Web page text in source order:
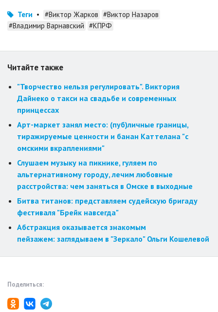
Теги • #Виктор Жарков #Виктор Назаров
#Владимир Варнавский #КПРФ
Читайте также
"Творчество нельзя регулировать". Виктория
Дайнеко о такси на свадьбе и современных
принцессах
Арт-маркет занял место: (пуб)личные границы,
тиражируемые ценности и банан Каттелана "с
омскими вкраплениями"
Слушаем музыку на пикнике, гуляем по
альтернативному городу, лечим любовные
расстройства: чем заняться в Омске в выходные
Битва титанов: представляем судейскую бригаду
фестиваля "Брейк навсегда"
Абстракция оказывается знакомым
пейзажем: заглядываем в "Зеркало" Ольги Кошелевой
Поделиться: